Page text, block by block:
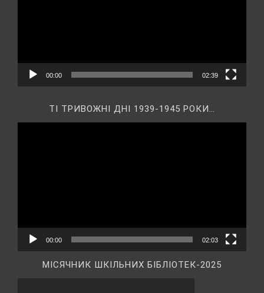
00:00 02:39
ТІ ТРИВОЖНІ ДНІ 1939-1945 РОКИ…
00:00 02:03
МІСЯЧНИК ШКІЛЬНИХ БІБЛІОТЕК-2025